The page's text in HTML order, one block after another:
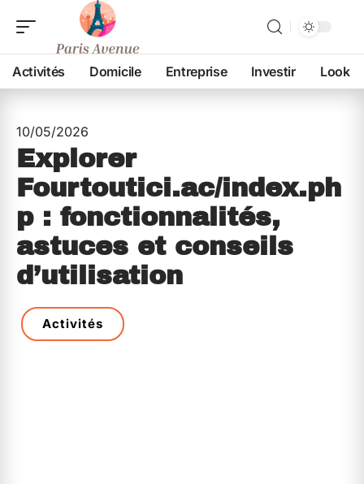
Activités Domicile Entreprise Investir Look
10/05/2026
Explorer
Fourtoutici.ac/index.ph
p : fonctionnalités,
astuces et conseils
d’utilisation
Activités